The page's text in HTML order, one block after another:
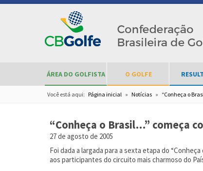
ÁREA DO GOLFISTA O GOLFE
Você está aqui: Página inicial » Notícias » “Conheça o
“Conheça o Brasil…” começa
27 de agosto de 2005
Foi dada a largada para a sexta etapa do
aos participantes do circuito mais charmoso do